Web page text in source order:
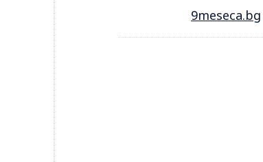
9meseca.bg